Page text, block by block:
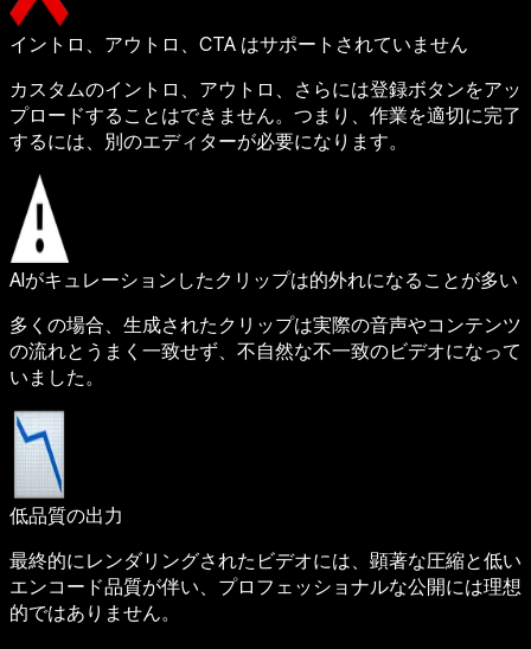
イントロ、アウトロ、CTA はサポートされていません
カスタムのイントロ、アウトロ、さらには登録ボタンをアッ
プロードすることはできません。つまり、作業を適切に完了
するには、別のエディターが必要になります。
AIがキュレーションしたクリップは的外れになることが多い
多くの場合、生成されたクリップは実際の音声やコンテンツ
の流れとうまく一致せず、不自然な不一致のビデオになって
いました。
低品質の出力
最終的にレンダリングされたビデオには、顕著な圧縮と低い
エンコード品質が伴い、プロフェッショナルな公開には理想
的ではありません。